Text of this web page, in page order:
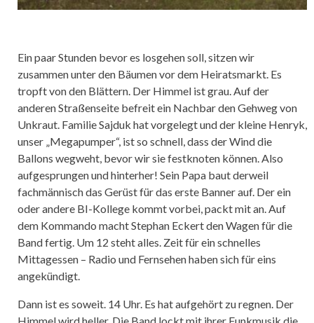
Ein paar Stunden bevor es losgehen soll, sitzen wir
zusammen unter den Bäumen vor dem Heiratsmarkt. Es
tropft von den Blättern. Der Himmel ist grau. Auf der
anderen Straßenseite befreit ein Nachbar den Gehweg von
Unkraut. Familie Sajduk hat vorgelegt und der kleine Henryk,
unser „Megapumper“, ist so schnell, dass der Wind die
Ballons wegweht, bevor wir sie festknoten können. Also
aufgesprungen und hinterher! Sein Papa baut derweil
fachmännisch das Gerüst für das erste Banner auf. Der ein
oder andere BI-Kollege kommt vorbei, packt mit an. Auf
dem Kommando macht Stephan Eckert den Wagen für die
Band fertig. Um 12 steht alles. Zeit für ein schnelles
Mittagessen – Radio und Fernsehen haben sich für eins
angekündigt.
Dann ist es soweit. 14 Uhr. Es hat aufgehört zu regnen. Der
Himmel wird heller. Die Band lockt mit ihrer Funkmusik die